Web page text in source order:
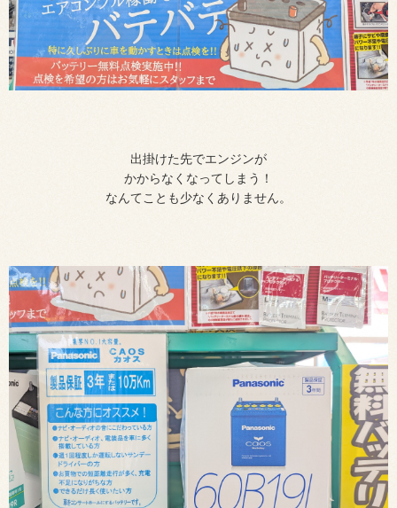
出掛けた先でエンジンが
かからなくなってしまう！
なんてことも少なくありません。